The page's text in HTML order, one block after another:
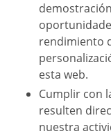
rendimiento
esta web.
Cumplir con
resulten
nuestra